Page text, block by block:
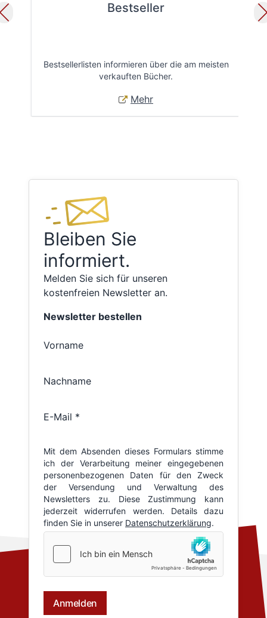
Bestseller
Bestsellerlisten informieren über die am meisten
verkauften Bücher.
Mehr
Bleiben Sie
informiert.
Melden Sie sich für unseren
kostenfreien Newsletter an.